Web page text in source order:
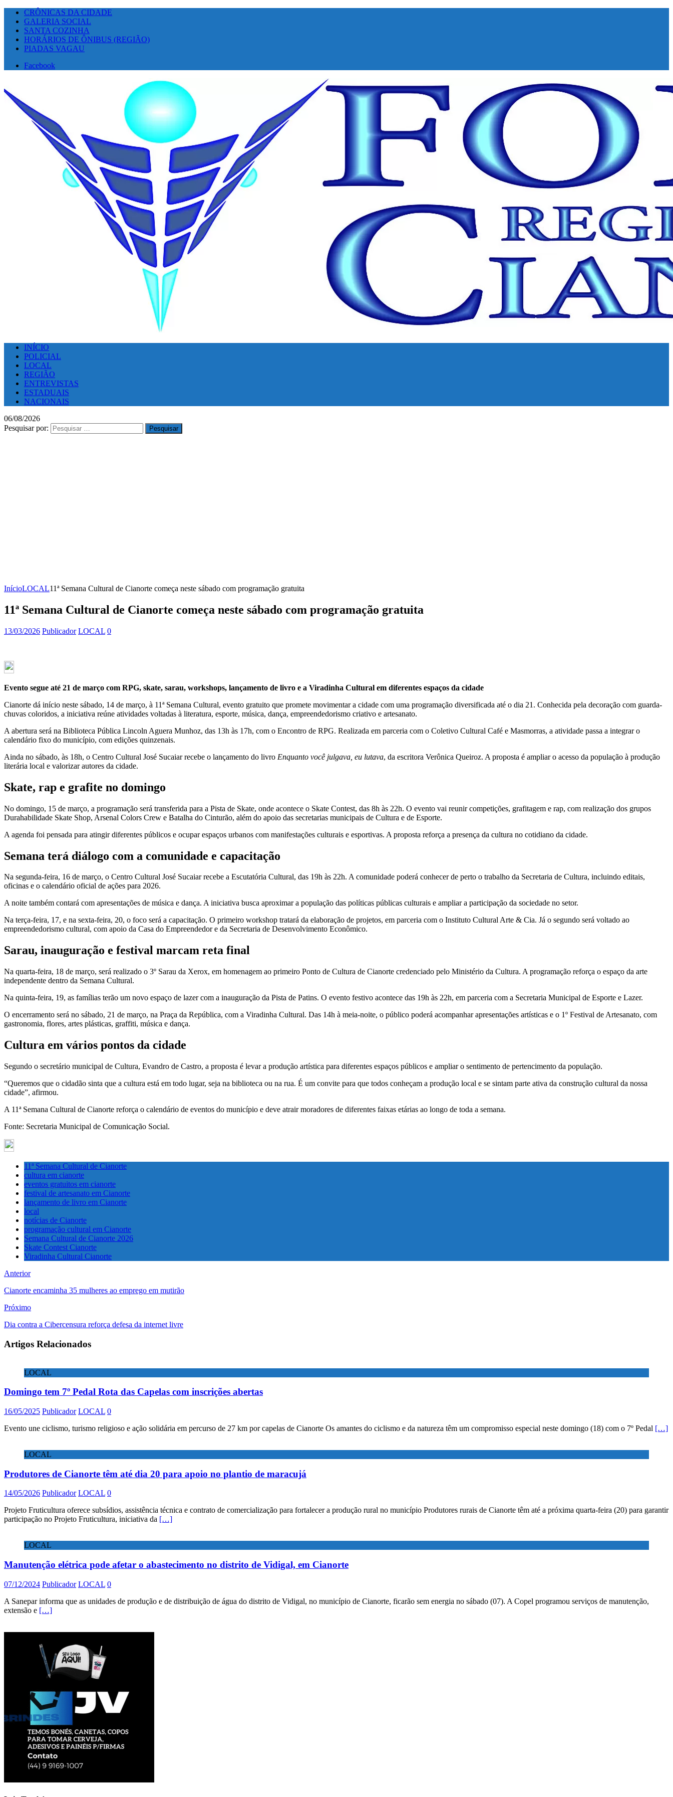
CRÔNICAS DA CIDADE
GALERIA SOCIAL
SANTA COZINHA
HORÁRIOS DE ÔNIBUS (REGIÃO)
PIADAS VAGAU
Facebook
INÍCIO
POLICIAL
LOCAL
REGIÃO
ENTREVISTAS
ESTADUAIS
NACIONAIS
06/08/2026
Pesquisar por:
InícioLOCAL11ª Semana Cultural de Cianorte começa neste sábado com programação gratuita
11ª Semana Cultural de Cianorte começa neste sábado com programação gratuita
13/03/2026 Publicador LOCAL 0
Evento segue até 21 de março com RPG, skate, sarau, workshops, lançamento de livro e a Viradinha Cultural em diferentes espaços da cidade
Cianorte dá início neste sábado, 14 de março, à 11ª Semana Cultural, evento gratuito que promete movimentar a cidade com uma programação diversificada até o dia 21. Conhecida pela decoração com guarda-
chuvas coloridos, a iniciativa reúne atividades voltadas à literatura, esporte, música, dança, empreendedorismo criativo e artesanato.
A abertura será na Biblioteca Pública Lincoln Aguera Munhoz, das 13h às 17h, com o Encontro de RPG. Realizada em parceria com o Coletivo Cultural Café e Masmorras, a atividade passa a integrar o
calendário fixo do município, com edições quinzenais.
Ainda no sábado, às 18h, o Centro Cultural José Sucaiar recebe o lançamento do livro Enquanto você julgava, eu lutava, da escritora Verônica Queiroz. A proposta é ampliar o acesso da população à produção
literária local e valorizar autores da cidade.
Skate, rap e grafite no domingo
No domingo, 15 de março, a programação será transferida para a Pista de Skate, onde acontece o Skate Contest, das 8h às 22h. O evento vai reunir competições, grafitagem e rap, com realização dos grupos
Durahabilidade Skate Shop, Arsenal Colors Crew e Batalha do Cinturão, além do apoio das secretarias municipais de Cultura e de Esporte.
A agenda foi pensada para atingir diferentes públicos e ocupar espaços urbanos com manifestações culturais e esportivas. A proposta reforça a presença da cultura no cotidiano da cidade.
Semana terá diálogo com a comunidade e capacitação
Na segunda-feira, 16 de março, o Centro Cultural José Sucaiar recebe a Escutatória Cultural, das 19h às 22h. A comunidade poderá conhecer de perto o trabalho da Secretaria de Cultura, incluindo editais,
oficinas e o calendário oficial de ações para 2026.
A noite também contará com apresentações de música e dança. A iniciativa busca aproximar a população das políticas públicas culturais e ampliar a participação da sociedade no setor.
Na terça-feira, 17, e na sexta-feira, 20, o foco será a capacitação. O primeiro workshop tratará da elaboração de projetos, em parceria com o Instituto Cultural Arte & Cia. Já o segundo será voltado ao
empreendedorismo cultural, com apoio da Casa do Empreendedor e da Secretaria de Desenvolvimento Econômico.
Sarau, inauguração e festival marcam reta final
Na quarta-feira, 18 de março, será realizado o 3º Sarau da Xerox, em homenagem ao primeiro Ponto de Cultura de Cianorte credenciado pelo Ministério da Cultura. A programação reforça o espaço da arte
independente dentro da Semana Cultural.
Na quinta-feira, 19, as famílias terão um novo espaço de lazer com a inauguração da Pista de Patins. O evento festivo acontece das 19h às 22h, em parceria com a Secretaria Municipal de Esporte e Lazer.
O encerramento será no sábado, 21 de março, na Praça da República, com a Viradinha Cultural. Das 14h à meia-noite, o público poderá acompanhar apresentações artísticas e o 1º Festival de Artesanato, com
gastronomia, flores, artes plásticas, graffiti, música e dança.
Cultura em vários pontos da cidade
Segundo o secretário municipal de Cultura, Evandro de Castro, a proposta é levar a produção artística para diferentes espaços públicos e ampliar o sentimento de pertencimento da população.
“Queremos que o cidadão sinta que a cultura está em todo lugar, seja na biblioteca ou na rua. É um convite para que todos conheçam a produção local e se sintam parte ativa da construção cultural da nossa
cidade”, afirmou.
A 11ª Semana Cultural de Cianorte reforça o calendário de eventos do município e deve atrair moradores de diferentes faixas etárias ao longo de toda a semana.
Fonte: Secretaria Municipal de Comunicação Social.
11ª Semana Cultural de Cianorte
cultura em cianorte
eventos gratuitos em cianorte
festival de artesanato em Cianorte
lançamento de livro em Cianorte
local
notícias de Cianorte
programação cultural em Cianorte
Semana Cultural de Cianorte 2026
Skate Contest Cianorte
Viradinha Cultural Cianorte
Anterior
Cianorte encaminha 35 mulheres ao emprego em mutirão
Próximo
Dia contra a Cibercensura reforça defesa da internet livre
Artigos Relacionados
LOCAL
Domingo tem 7º Pedal Rota das Capelas com inscrições abertas
16/05/2025 Publicador LOCAL 0
Evento une ciclismo, turismo religioso e ação solidária em percurso de 27 km por capelas de Cianorte Os amantes do ciclismo e da natureza têm um compromisso especial neste domingo (18) com o 7º Pedal […]
LOCAL
Produtores de Cianorte têm até dia 20 para apoio no plantio de maracujá
14/05/2026 Publicador LOCAL 0
Projeto Fruticultura oferece subsídios, assistência técnica e contrato de comercialização para fortalecer a produção rural no município Produtores rurais de Cianorte têm até a próxima quarta-feira (20) para garantir
participação no Projeto Fruticultura, iniciativa da […]
LOCAL
Manutenção elétrica pode afetar o abastecimento no distrito de Vidigal, em Cianorte
07/12/2024 Publicador LOCAL 0
A Sanepar informa que as unidades de produção e de distribuição de água do distrito de Vidigal, no município de Cianorte, ficarão sem energia no sábado (07). A Copel programou serviços de manutenção,
extensão e […]